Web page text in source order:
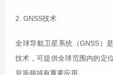
2. GNSS技术
全球导航卫星系统（GNSS）
技术，可提供全球范围内的定
息等领域有重要应用。